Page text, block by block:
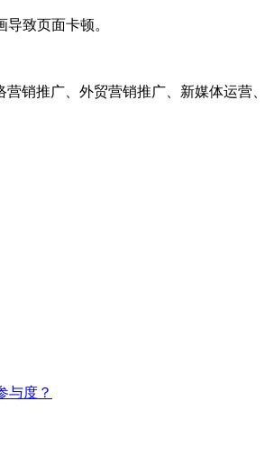
致页面卡顿。
销推广、外贸营销推广、新媒体运营、
与度？